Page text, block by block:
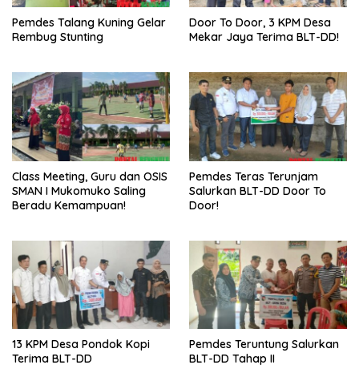
Pemdes Talang Kuning Gelar
Rembug Stunting
Door To Door, 3 KPM Desa
Mekar Jaya Terima BLT-DD!
Class Meeting, Guru dan OSIS
SMAN I Mukomuko Saling
Beradu Kemampuan!
Pemdes Teras Terunjam
Salurkan BLT-DD Door To
Door!
13 KPM Desa Pondok Kopi
Terima BLT-DD
Pemdes Teruntung Salurkan
BLT-DD Tahap II